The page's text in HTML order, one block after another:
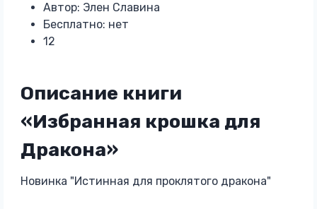
Автор: Элен Славина
Бесплатно: нет
12
Описание книги
«Избранная крошка для
Дракона»
Новинка "Истинная для проклятого дракона"